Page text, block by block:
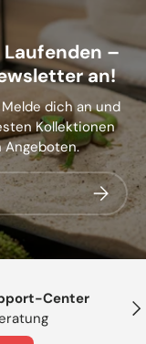
–
an!
dich an und
Kollektionen
Center